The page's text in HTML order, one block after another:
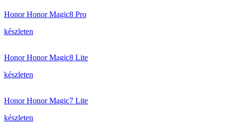
Honor Honor Magic8 Pro
készleten
Honor Honor Magic8 Lite
készleten
Honor Honor Magic7 Lite
készleten